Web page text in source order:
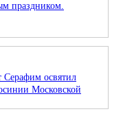
праздником.
Серафим освятил
Московской